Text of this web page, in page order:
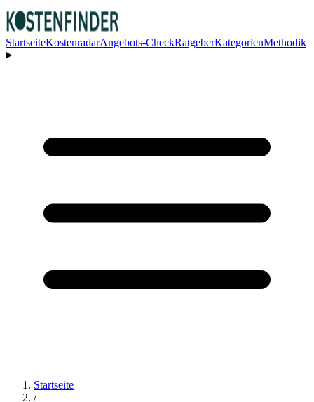
StartseiteKostenradarAngebots-CheckRatgeberKategorienMethodik
Startseite
/